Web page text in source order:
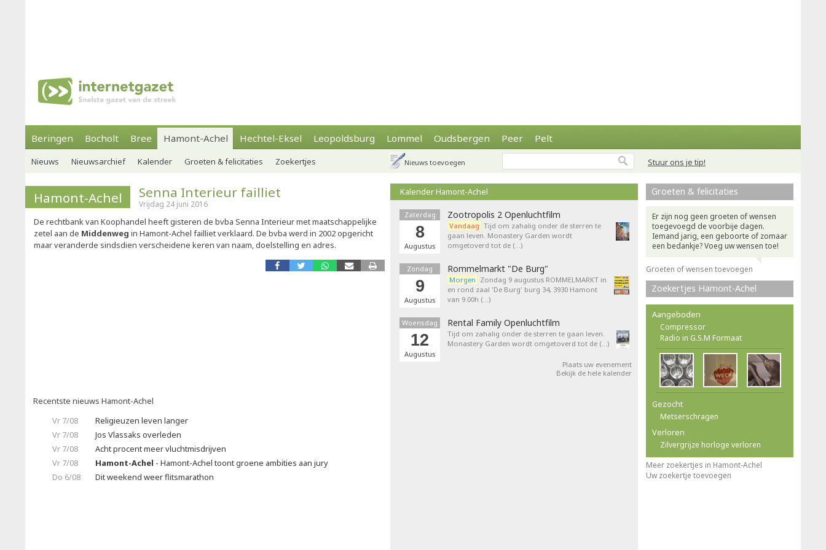
Beringen Bocholt Bree Hamont-Achel Hechtel-Eksel Leopoldsburg Lommel Oudsbergen Peer Pelt
Stuur ons je tip!
Nieuws Nieuwsarchief Kalender Groeten & felicitaties Zoekertjes Nieuws toevoegen
Hamont-Achel Senna Interieur failliet
Vrijdag 24 juni 2016
De rechtbank van Koophandel heeft gisteren de bvba Senna Interieur met maatschappelijke
zetel aan de Middenweg in Hamont-Achel failliet verklaard. De bvba werd in 2002 opgericht
maar veranderde sindsdien verscheidene keren van naam, doelstelling en adres.
Recentste nieuws Hamont-Achel
Vr 7/08
Religieuzen leven langer
Vr 7/08
Jos Vlassaks overleden
Vr 7/08
Acht procent meer vluchtmisdrijven
Vr 7/08
Hamont-Achel - Hamont-Achel toont groene ambities aan jury
Do 6/08
Dit weekend weer flitsmarathon
Kalender Hamont-Achel
Zaterdag
8
Augustus
Zootropolis 2 Openluchtfilm
Vandaag Tijd om zahalig onder de sterren te
gaan leven. Monastery Garden wordt
omgetoverd tot de (…)
Zondag
9
Augustus
Rommelmarkt "De Burg"
Morgen Zondag 9 augustus ROMMELMARKT in
en rond zaal 'De Burg' burg 34, 3930 Hamont
van 9.00h (…)
Woensdag
12
Augustus
Rental Family Openluchtfilm
Tijd om zahalig onder de sterren te gaan leven.
Monastery Garden wordt omgetoverd tot de (…)
Plaats uw evenement
Bekijk de hele kalender
Groeten & felicitaties
Er zijn nog geen groeten of wensen
toegevoegd de voorbije dagen.
Iemand jarig, een geboorte of zomaar
een bedankje? Voeg uw wensen toe!
Groeten of wensen toevoegen
Zoekertjes Hamont-Achel
Aangeboden
Compressor
Radio in G.S.M Formaat
Gezocht
Metserschragen
Verloren
Zilvergrijze horloge verloren
Meer zoekertjes in Hamont-Achel
Uw zoekertje toevoegen